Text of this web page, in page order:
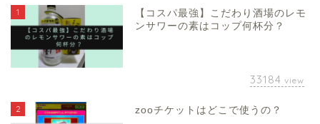
1
【コスパ最強】こだわり酒場のレモ
ンサワーの素はコップ何杯分？
33184 view
2 zooチケットはどこで使うの？